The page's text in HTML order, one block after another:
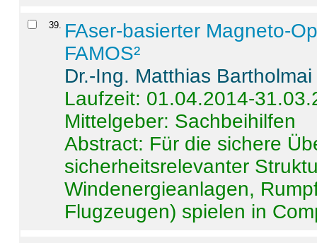
39. FAser-basierter Magneto-
FAMOS²
Dr.-Ing. Matthias Bartholmai
Laufzeit: 01.04.2014-
Mittelgeber: Sachbeihilfen
Abstract: Für die sichere
sicherheitsrelevanter
Windenergieanlagen,
Flugzeugen) spielen in